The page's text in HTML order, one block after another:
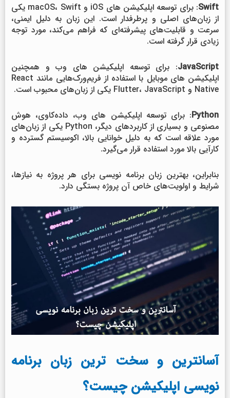
Swift
: برای توسعه اپلیکیشن های iOS و macOS، Swift یکی
از زبان‌های اصلی و پرطرفدار است. این زبان به دلیل ایمنی،
سرعت و قابلیت‌های پیشرفته‌ای که فراهم می‌کند، مورد توجه
زیادی قرار گرفته است.
JavaScript: برای توسعه اپلیکیشن های وب و همچنین
اپلیکیشن های موبایل با استفاده از فریم‌ورک‌هایی مانند React
Native و Flutter، JavaScript یکی از زبان‌های محبوب است.
Python: برای توسعه اپلیکیشن های وب، داده‌کاوی، هوش
مصنوعی و بسیاری از کاربردهای دیگر، Python یکی از زبان‌های
مورد علاقه است که به دلیل خوانایی بالا، اکوسیستم گسترده و
کارآیی بالا مورد استفاده قرار می‌گیرد.
بنابراین، بهترین زبان برنامه نویسی برای هر پروژه به نیازها،
شرایط و اولویت‌های خاص آن پروژه بستگی دارد.
آسانترین و سخت ترین زبان برنامه
نویسی اپلیکیشن چیست؟